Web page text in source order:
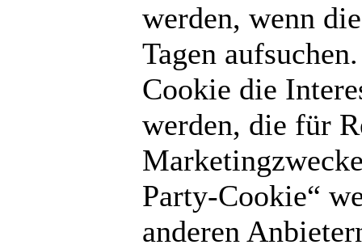
werden, wenn
Tagen
Cookie die
werden, die für
Party-Cookie“
anderen